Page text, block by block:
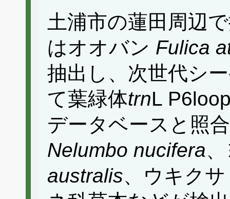
土浦市の蓮田周辺
はオオバン Fulica
抽出し、次世代シ
て葉緑体trnL
データベースと照
Nelumbo nucifera
australis、ウキク